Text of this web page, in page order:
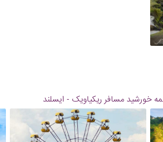
خورشید مسافر ریکیاویک - ایسلند